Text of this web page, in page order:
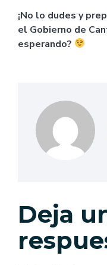
¡No lo dudes y
el Gobierno de
esperando?
Deja